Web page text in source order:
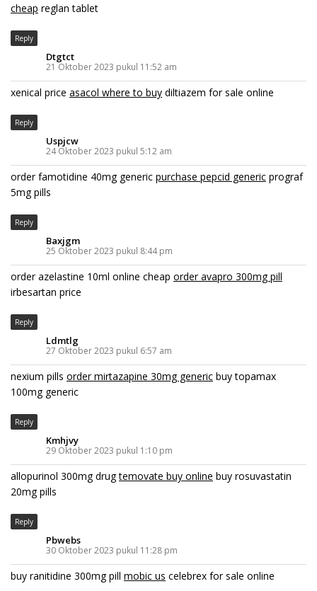
cheap reglan tablet
Reply
Dtgtct
21 Oktober 2023 pukul 11:52 am
xenical price asacol where to buy diltiazem for sale online
Reply
Uspjcw
24 Oktober 2023 pukul 5:12 am
order famotidine 40mg generic purchase pepcid generic prograf
5mg pills
Reply
Baxjgm
25 Oktober 2023 pukul 8:44 pm
order azelastine 10ml online cheap order avapro 300mg pill
irbesartan price
Reply
Ldmtlg
27 Oktober 2023 pukul 6:57 am
nexium pills order mirtazapine 30mg generic buy topamax
100mg generic
Reply
Kmhjvy
29 Oktober 2023 pukul 1:10 pm
allopurinol 300mg drugtemovate buy online buy rosuvastatin
20mg pills
Reply
Pbwebs
30 Oktober 2023 pukul 11:28 pm
buy ranitidine 300mg pill mobic us celebrex for sale online